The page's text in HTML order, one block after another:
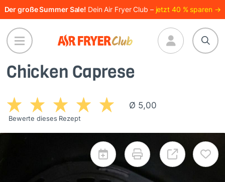
Direkt
zum
Inhalt
Der große Summer Sale! Dein Air Fryer Club – jetzt 40 % sparen →
Chicken Caprese
Ø 5,00
Bewerte dieses Rezept